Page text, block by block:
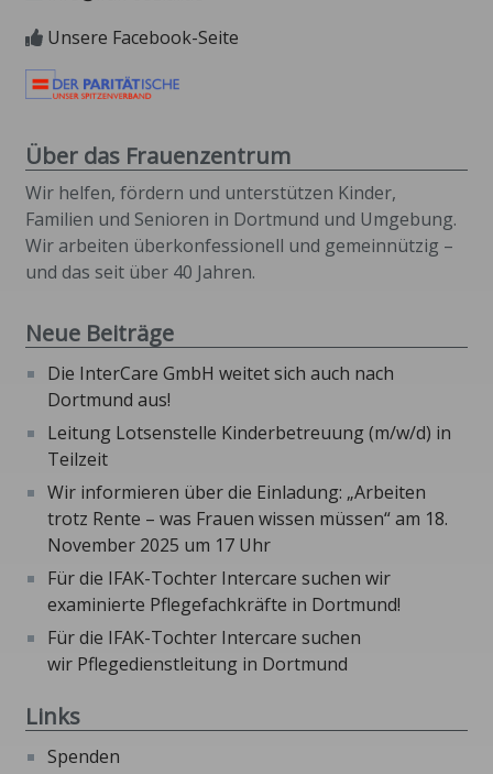
Unsere Facebook-Seite
Über das Frauenzentrum
Wir helfen, fördern und unterstützen Kinder,
Familien und Senioren in Dortmund und Umgebung.
Wir arbeiten überkonfessionell und gemeinnützig –
und das seit über 40 Jahren.
Neue Beiträge
Die InterCare GmbH weitet sich auch nach
Dortmund aus!
Leitung Lotsenstelle Kinderbetreuung (m/w/d) in
Teilzeit
Wir informieren über die Einladung: „Arbeiten
trotz Rente – was Frauen wissen müssen“ am 18.
November 2025 um 17 Uhr
Für die IFAK-Tochter Intercare suchen wir
examinierte Pflegefachkräfte in Dortmund!
Für die IFAK-Tochter Intercare suchen
wir Pflegedienstleitung in Dortmund
Links
Spenden